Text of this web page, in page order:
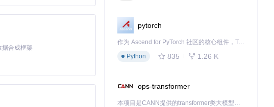
据合成框架
pytorch
作为 Ascend for PyTorch 社区的核心组件，TorchNPU 是昇腾专为 PyTorch 打造的深度学习适配插件，使 PyTorch 框架能够直接调用昇腾 NPU，为开发者提供昇腾 AI 处理器的超强算力。
Python
835 1.26 K
ops-transformer
本项目是CANN提供的transformer类大模型算子库，实现网络在NPU上加速计算。